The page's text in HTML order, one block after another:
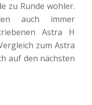
zu Runde wohler.
auch immer
Astra H
zum Astra
auf den nächsten